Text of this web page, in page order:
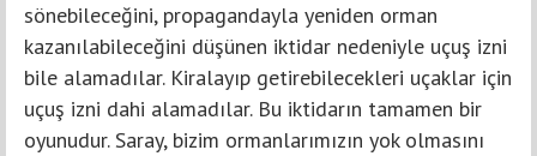
sönebileceğini, propagandayla yeniden orman
kazanılabileceğini düşünen iktidar nedeniyle uçuş izni
bile alamadılar. Kiralayıp getirebilecekleri uçaklar için
uçuş izni dahi alamadılar. Bu iktidarın tamamen bir
oyunudur. Saray, bizim ormanlarımızın yok olmasını